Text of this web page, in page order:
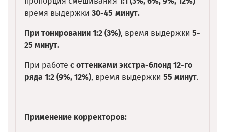
время выдержки 30-45 минут.
При тонировании 1:2 (3%), время выдержки 5-
25 минут.
При работе с оттенками экстра-блонд 12-го
ряда 1:2 (9%, 12%), время выдержки 55 минут.
Применение корректоров: